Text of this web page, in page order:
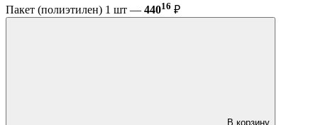
Пакет (полиэтилен) 1 шт — 44016 ₽
В корзину